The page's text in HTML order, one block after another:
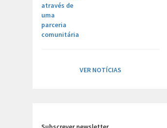
VER NOTÍCIAS